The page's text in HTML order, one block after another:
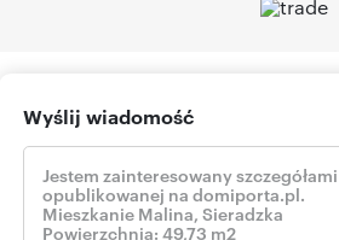
Wyślij wiadomość